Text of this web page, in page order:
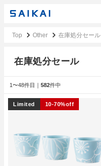
Top Other 在庫処分セール
在庫処分セール
1〜48件目｜ 582件中
Limited 10-70%off